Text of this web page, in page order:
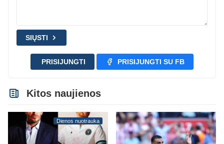
SIŲSTI
PRISIJUNGTI PRISIJUNGTI SU FB
Kitos naujienos
Dienos nuotrauka